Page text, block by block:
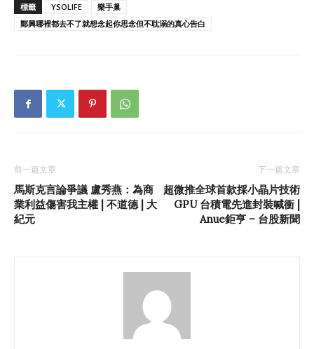
標籤 YSOLIFE
樂手巢
鄭興哪裡都去不了就想念起你思念但不耽溺的真心告白
前一篇文章
馬斯克言論爭議 盧秀燕：為商
業利益傷害我主權 | 不道德 | 大
紀元
下一篇文章
超微推全球首款採小晶片技術
GPU 台積電先進封裝喊衝 |
Anue鉅亨 – 台股新聞